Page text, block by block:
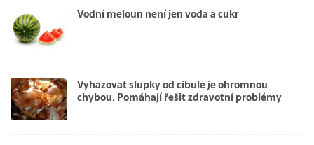
Vodní meloun není jen voda a cukr
Vyhazovat slupky od cibule je ohromnou
chybou. Pomáhají řešit zdravotní problémy